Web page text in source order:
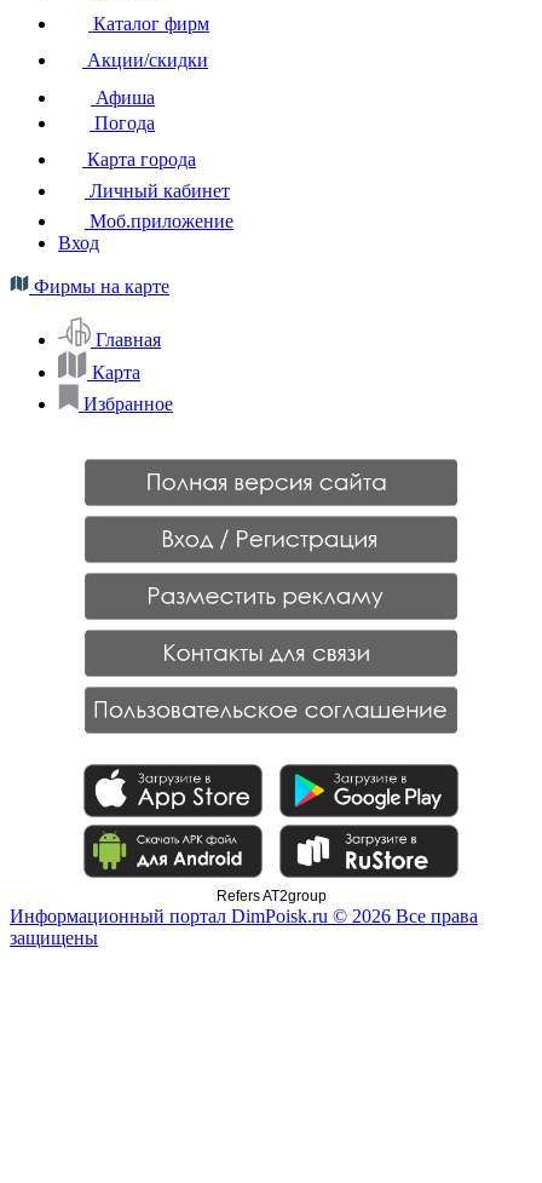
Каталог фирм
Акции/скидки
Афиша
Погода
Карта города
Личный кабинет
Моб.приложение
Вход
Фирмы на карте
Главная
Карта
Избранное
Refers AT2group
Информационный портал DimPoisk.ru © 2026 Все права
защищены